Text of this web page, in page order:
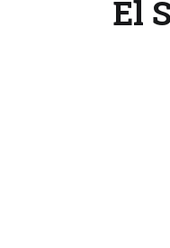
El